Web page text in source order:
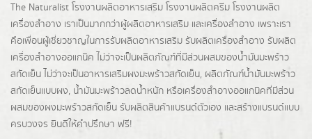
The Naturalist โรงงานผลิตอาหารเสริม โรงงานผลิตครีม โรงงานผลิต
เครื่องสำอาง เราเป็นมากกว่าผู้ผลิตอาหารเสริม และเครื่องสำอาง เพราะเรา
คือเพื่อนผู้เชี่ยวชาญในการรับผลิตอาหารเสริม รับผลิตเครื่องสำอาง รับผลิต
เครื่องสำอางออแกนิค ไม่ว่าจะเป็นผลิตภัณฑ์ที่มีส่วนผสมของน้ำมันมะพร้าว
สกัดเย็น ไม่ว่าจะเป็นอาหารเสริมผงมะพร้าวสกัดเย็น, ผลิตภัณฑ์น้ำมันมะพร้าว
สกัดเย็นแบบผง, น้ำมันมะพร้าวลดน้ำหนัก หรือเครื่องสำอางออแกนิคที่มีส่วน
ผสมของผงมะพร้าวสกัดเย็น รับผลิตสินค้าแบรนด์ตัวเอง และสร้างแบรนด์แบบ
ครบวงจร ยินดีให้คำปรึกษา ฟรี!